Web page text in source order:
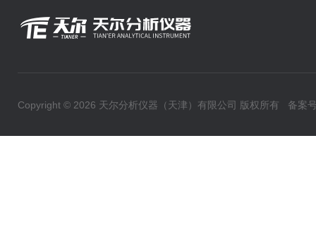
Copyright © 2026 天尔分析仪器（天津）有限公司 版权所有 备案